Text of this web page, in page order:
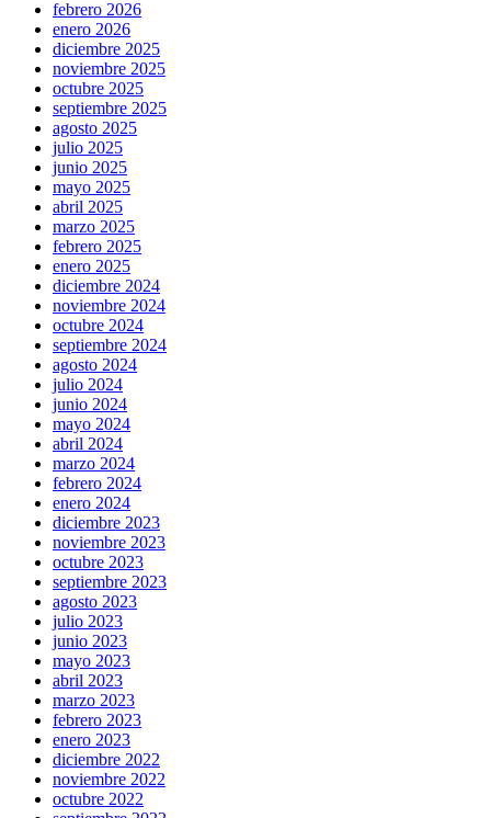
febrero 2026
enero 2026
diciembre 2025
noviembre 2025
octubre 2025
septiembre 2025
agosto 2025
julio 2025
junio 2025
mayo 2025
abril 2025
marzo 2025
febrero 2025
enero 2025
diciembre 2024
noviembre 2024
octubre 2024
septiembre 2024
agosto 2024
julio 2024
junio 2024
mayo 2024
abril 2024
marzo 2024
febrero 2024
enero 2024
diciembre 2023
noviembre 2023
octubre 2023
septiembre 2023
agosto 2023
julio 2023
junio 2023
mayo 2023
abril 2023
marzo 2023
febrero 2023
enero 2023
diciembre 2022
noviembre 2022
octubre 2022